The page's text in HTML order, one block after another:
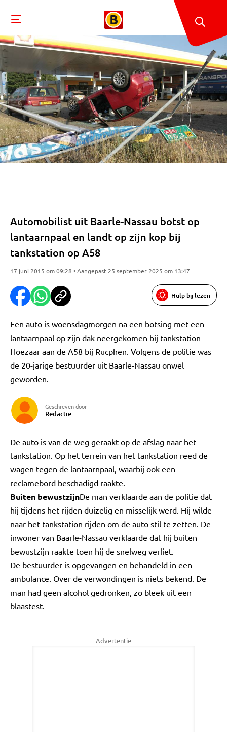
Automobilist uit Baarle-Nassau botst op
lantaarnpaal en landt op zijn kop bij
tankstation op A58
17 juni 2015 om 09:28 • Aangepast 25 september 2025 om 13:47
Hulp bij lezen
Een auto is woensdagmorgen na een botsing met een
lantaarnpaal op zijn dak neergekomen bij tankstation
Hoezaar aan de A58 bij Rucphen. Volgens de politie was
de 20-jarige bestuurder uit Baarle-Nassau onwel
geworden.
Geschreven door
Redactie
De auto is van de weg geraakt op de afslag naar het
tankstation. Op het terrein van het tankstation reed de
wagen tegen de lantaarnpaal, waarbij ook een
reclamebord beschadigd raakte.
Buiten bewustzijnDe man verklaarde aan de politie dat
hij tijdens het rijden duizelig en misselijk werd. Hij wilde
naar het tankstation rijden om de auto stil te zetten. De
inwoner van Baarle-Nassau verklaarde dat hij buiten
bewustzijn raakte toen hij de snelweg verliet.
De bestuurder is opgevangen en behandeld in een
ambulance. Over de verwondingen is niets bekend. De
man had geen alcohol gedronken, zo bleek uit een
blaastest.
Advertentie